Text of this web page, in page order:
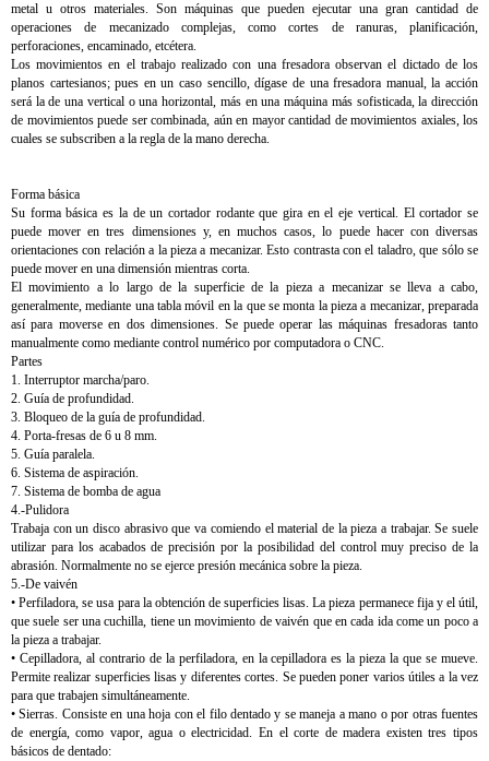
metal u otros materiales. Son máquinas que pueden ejecutar una gran cantidad de
operaciones de mecanizado complejas, como cortes de ranuras, planificación,
perforaciones, encaminado, etcétera.
Los movimientos en el trabajo realizado con una fresadora observan el dictado de los
planos cartesianos; pues en un caso sencillo, dígase de una fresadora manual, la acción
será la de una vertical o una horizontal, más en una máquina más sofisticada, la dirección
de movimientos puede ser combinada, aún en mayor cantidad de movimientos axiales, los
cuales se subscriben a la regla de la mano derecha.
Forma básica
Su forma básica es la de un cortador rodante que gira en el eje vertical. El cortador se
puede mover en tres dimensiones y, en muchos casos, lo puede hacer con diversas
orientaciones con relación a la pieza a mecanizar. Esto contrasta con el taladro, que sólo se
puede mover en una dimensión mientras corta.
El movimiento a lo largo de la superficie de la pieza a mecanizar se lleva a cabo,
generalmente, mediante una tabla móvil en la que se monta la pieza a mecanizar, preparada
así para moverse en dos dimensiones. Se puede operar las máquinas fresadoras tanto
manualmente como mediante control numérico por computadora o CNC.
Partes
1. Interruptor marcha/paro.
2. Guía de profundidad.
3. Bloqueo de la guía de profundidad.
4. Porta-fresas de 6 u 8 mm.
5. Guía paralela.
6. Sistema de aspiración.
7. Sistema de bomba de agua
4.-Pulidora
Trabaja con un disco abrasivo que va comiendo el material de la pieza a trabajar. Se suele
utilizar para los acabados de precisión por la posibilidad del control muy preciso de la
abrasión. Normalmente no se ejerce presión mecánica sobre la pieza.
5.-De vaivén
• Perfiladora, se usa para la obtención de superficies lisas. La pieza permanece fija y el útil,
que suele ser una cuchilla, tiene un movimiento de vaivén que en cada ida come un poco a
la pieza a trabajar.
• Cepilladora, al contrario de la perfiladora, en la cepilladora es la pieza la que se mueve.
Permite realizar superficies lisas y diferentes cortes. Se pueden poner varios útiles a la vez
para que trabajen simultáneamente.
• Sierras. Consiste en una hoja con el filo dentado y se maneja a mano o por otras fuentes
de energía, como vapor, agua o electricidad. En el corte de madera existen tres tipos
básicos de dentado: